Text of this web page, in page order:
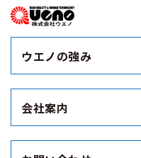
ウエノの強み
会社案内